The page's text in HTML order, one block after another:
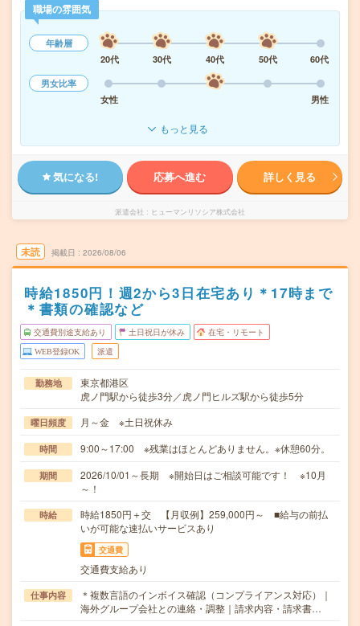
職場の雰囲気
年齢層
20代
30代 40代 50代
60代
男女比率
女性
男性
もっと見る
気になる! 応募へ進む 詳しく見る
派遣会社 ヒューマンリソシア株式会社
未読 掲載日 2026/08/06
時給1850円！週2から3日在宅あり＊17時まで
＊書類の確認など
交通費別途支給あり 土日祝日が休み 在宅・リモート
WEB登録OK 派遣
勤務地
東京都港区
虎ノ門駅から徒歩3分／虎ノ門ヒルズ駅から徒歩5分
曜日頻度 月～金 ※土日祝休み
時間 9:00～17:00 ※残業はほとんどありません。※休憩60分。
期間
2026/10/01～長期 ※開始日はご相談可能です！ ※10月
～！
時給
時給1850円＋交 【月収例】259,000円～ ■給与の前払
いが可能な速払いサービスあり
交通費
交通費支給あり
仕事内容
＊複数言語のインボイス確認（コンプライアンス対応）｜
海外グループ会社との連絡・調整｜請求内容・請求書…